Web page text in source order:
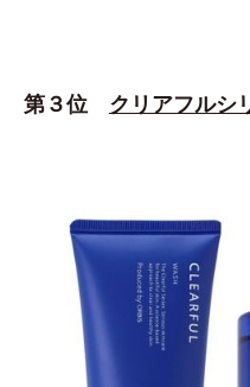
第３位 クリアフルシ